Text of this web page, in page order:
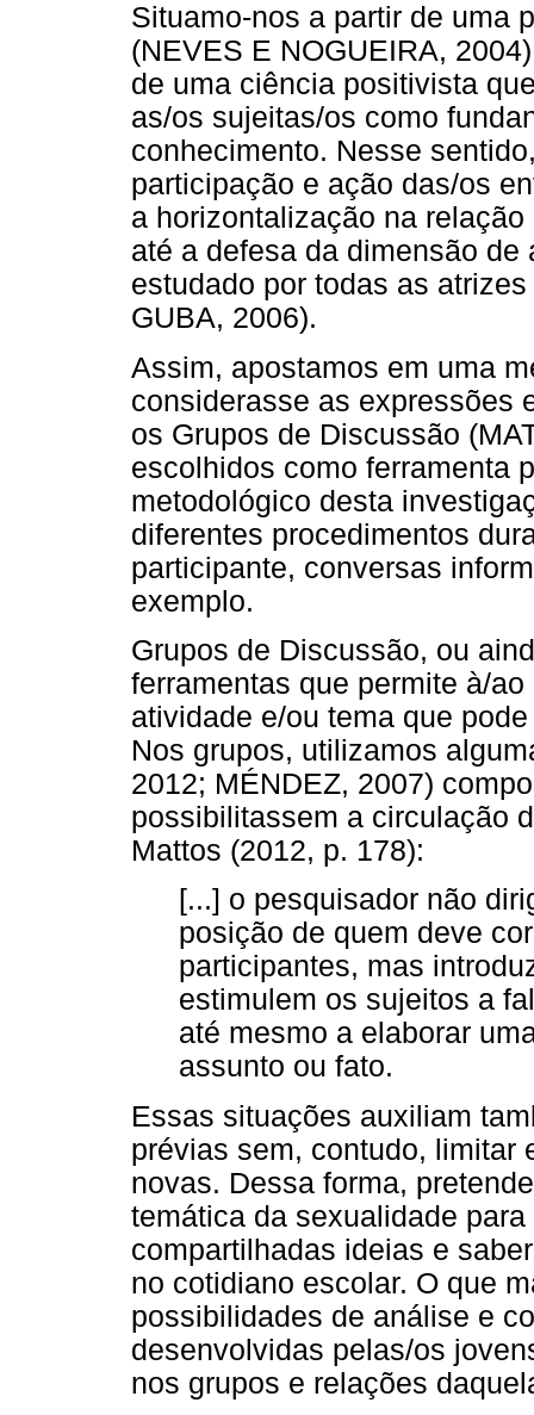
Situamo-nos a partir de uma
(NEVES E NOGUEIRA,
de uma ciência positivista
as/os sujeitas/os como
conhecimento. Nesse
participação e ação das/os
a horizontalização na
até a defesa da dimensão
estudado por todas as
GUBA, 2006).
Assim, apostamos em uma
considerasse as expressões
os Grupos de Discussão
escolhidos como ferramenta
metodológico desta
diferentes procedimentos
participante, conversas
exemplo.
Grupos de Discussão, ou
ferramentas que permite à/
atividade e/ou tema que
Nos grupos, utilizamos
2012; MÉNDEZ, 2007)
possibilitassem a circulação
Mattos (2012, p. 178):
[...] o pesquisador não
posição de quem deve
participantes, mas
estimulem os sujeitos a
até mesmo a elaborar
assunto ou fato.
Essas situações auxiliam
prévias sem, contudo, limitar
novas. Dessa forma,
temática da sexualidade
compartilhadas ideias e
no cotidiano escolar. O que
possibilidades de análise e
desenvolvidas pelas/os
nos grupos e relações